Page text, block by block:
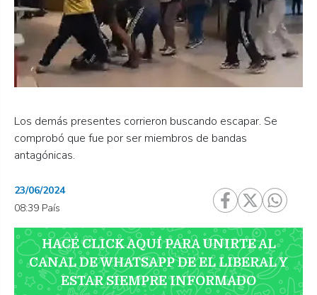
Los demás presentes corrieron buscando escapar. Se
comprobó que fue por ser miembros de bandas
antagónicas.
23/06/2024
08:39 País
HACÉ CLICK AQUÍ PARA UNIRTE AL
CANAL DE WHATSAPP DE EL LIBERAL Y
ESTAR SIEMPRE INFORMADO